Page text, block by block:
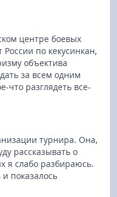
центре боевых
России по кекусинкан,
объектива
за всем одним
что разглядеть все-
турнира. Она,
рассказывать о
я слабо разбираюсь.
показалось